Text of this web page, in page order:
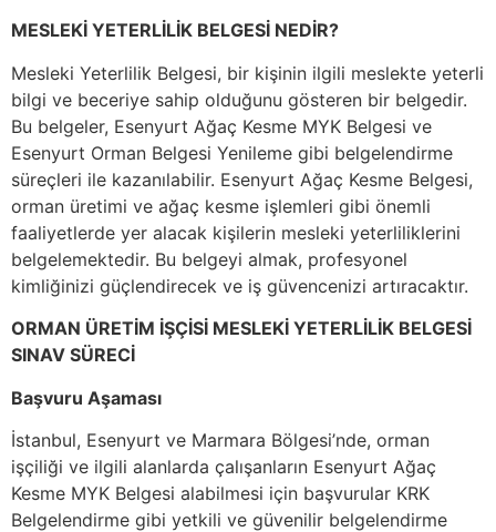
MESLEKİ YETERLİLİK BELGESİ NEDİR?
Mesleki Yeterlilik Belgesi, bir kişinin ilgili meslekte yeterli
bilgi ve beceriye sahip olduğunu gösteren bir belgedir.
Bu belgeler, Esenyurt Ağaç Kesme MYK Belgesi ve
Esenyurt Orman Belgesi Yenileme gibi belgelendirme
süreçleri ile kazanılabilir. Esenyurt Ağaç Kesme Belgesi,
orman üretimi ve ağaç kesme işlemleri gibi önemli
faaliyetlerde yer alacak kişilerin mesleki yeterliliklerini
belgelemektedir. Bu belgeyi almak, profesyonel
kimliğinizi güçlendirecek ve iş güvencenizi artıracaktır.
ORMAN ÜRETİM İŞÇİSİ MESLEKİ YETERLİLİK BELGESİ
SINAV SÜRECİ
Başvuru Aşaması
İstanbul, Esenyurt ve Marmara Bölgesi’nde, orman
işçiliği ve ilgili alanlarda çalışanların Esenyurt Ağaç
Kesme MYK Belgesi alabilmesi için başvurular KRK
Belgelendirme gibi yetkili ve güvenilir belgelendirme